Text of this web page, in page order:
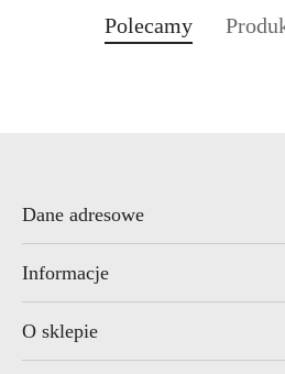
Pomiń karuzelę produktów
Produkty
Polecamy
Dane adresowe
Informacje
O sklepie